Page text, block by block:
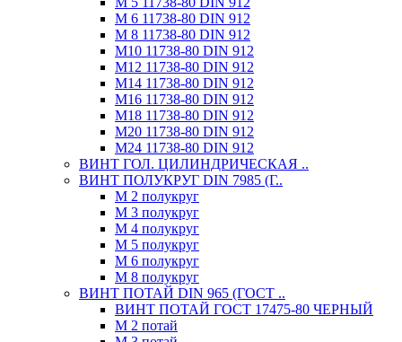
М 6 11738-80 DIN 912
М 8 11738-80 DIN 912
М10 11738-80 DIN 912
М12 11738-80 DIN 912
М14 11738-80 DIN 912
М16 11738-80 DIN 912
М18 11738-80 DIN 912
М20 11738-80 DIN 912
М24 11738-80 DIN 912
ВИНТ ГОЛ. ЦИЛИНДРИЧЕСКАЯ ..
ВИНТ ПОЛУКРУГ DIN 7985 (Г..
М 2 полукруг
М 3 полукруг
М 4 полукруг
М 5 полукруг
М 6 полукруг
М 8 полукруг
ВИНТ ПОТАЙ DIN 965 (ГОСТ ..
ВИНТ ПОТАЙ ГОСТ 17475-80 ЧЕРНЫЙ
М 2 потай